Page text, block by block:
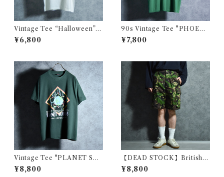
Vintage Tee “Halloween” O
nietaヴィンテージ Tシャツ ハ
ロウィン オニータ 115
¥6,800
90s Vintage Tee "PHOENI
X" Hanes ヴィンテージ Tシ
¥7,800
Vintage Tee "PLANET SC
OUTING" FRUIT OF THE
LOOM ヴィンテージ Tシャツ
¥8,800
【DEAD STOCK】British A
rmy Camouflage Short Pan
ts イギリス軍 カモフラ ショー
¥8,800